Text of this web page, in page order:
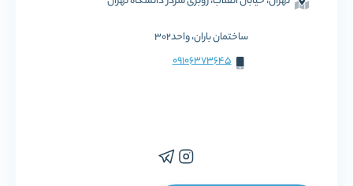
ساختمان باران، واحد302
09106373645